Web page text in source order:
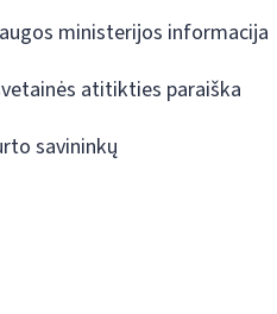
ministerijos informacija
atitikties paraiška
savininkų